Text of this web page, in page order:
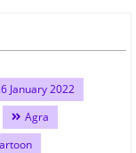
January 2022
Agra